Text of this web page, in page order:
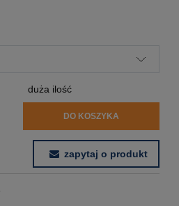
duża ilość
DO KOSZYKA
zapytaj o produkt